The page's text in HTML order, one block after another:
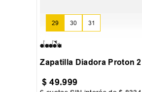
29 30 31
Zapatilla Diadora Proton 2
$ 49.999